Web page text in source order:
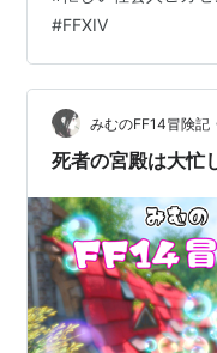
す 洗濯機スタート8
了するので干す 干し
出勤(通勤スタート
間に昼食 18：00 業
30 退勤（どう頑張っ
#FFXIV
みむのFF14冒険記
死者の宮殿は大忙